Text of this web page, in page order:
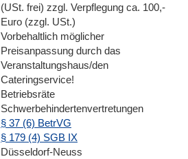
(USt. frei) zzgl. Verpflegung ca. 100,-
Euro (zzgl. USt.)
Vorbehaltlich möglicher
Preisanpassung durch das
Veranstaltungshaus/den
Cateringservice!
Betriebsräte
Schwerbehindertenvertretungen
§ 37 (6) BetrVG
§ 179 (4) SGB IX
Düsseldorf-Neuss